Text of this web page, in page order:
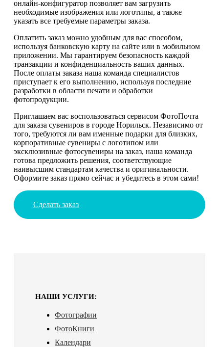
онлайн-конфигуратор позволяет вам загрузить
необходимые изображения или логотипы, а также
указать все требуемые параметры заказа.
Оплатить заказ можно удобным для вас способом,
используя банковскую карту на сайте или в мобильном
приложении. Мы гарантируем безопасность каждой
транзакции и конфиденциальность ваших данных.
После оплаты заказа наша команда специалистов
приступает к его выполнению, используя последние
разработки в области печати и обработки
фотопродукции.
Приглашаем вас воспользоваться сервисом ФотоПочта
для заказа сувениров в городе Норильск. Независимо от
того, требуются ли вам именные подарки для близких,
корпоративные сувениры с логотипом или
эксклюзивные фотосувениры на заказ, наша команда
готова предложить решения, соответствующие
наивысшим стандартам качества и оригинальности.
Оформите заказ прямо сейчас и убедитесь в этом сами!
Сделать заказ
НАШИ УСЛУГИ:
Фотографии
ФотоКниги
Календари